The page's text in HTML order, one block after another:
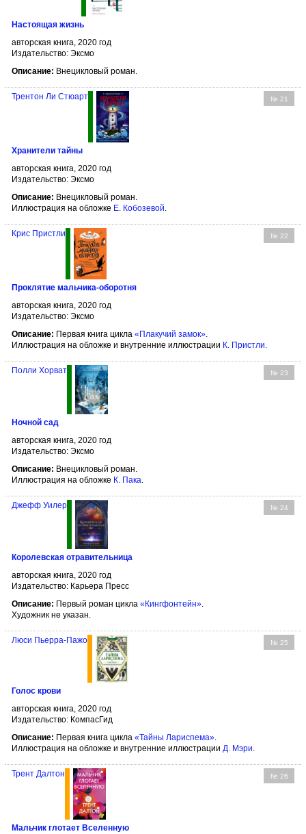
Настоящая жизнь
авторская книга, 2020 год
Издательство: Эксмо
Описание: Внецикловый роман.
№ 21
Трентон Ли Стюарт
Хранители тайны
авторская книга, 2020 год
Издательство: Эксмо
Описание: Внецикловый роман.
Иллюстрация на обложке Е. Кобозевой.
№ 22
Крис Пристли
Проклятие мальчика-оборотня
авторская книга, 2020 год
Издательство: Эксмо
Описание: Первая книга цикла «Плакучий замок».
Иллюстрация на обложке и внутренние иллюстрации К. Пристли.
№ 23
Полли Хорват
Ночной сад
авторская книга, 2020 год
Издательство: Эксмо
Описание: Внецикловый роман.
Иллюстрация на обложке К. Пака.
№ 24
Джефф Уилер
Королевская отравительница
авторская книга, 2020 год
Издательство: Карьера Пресс
Описание: Первый роман цикла «Кингфонтейн».
Художник не указан.
№ 25
Люси Пьерра-Пажо
Голос крови
авторская книга, 2020 год
Издательство: КомпасГид
Описание: Первая книга цикла «Тайны Лариспема».
Иллюстрация на обложке и внутренние иллюстрации Д. Мэри.
№ 26
Трент Далтон
Мальчик глотает Вселенную